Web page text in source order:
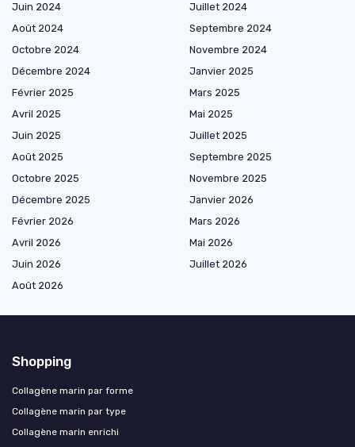
Juin 2024
Juillet 2024
Août 2024
Septembre 2024
Octobre 2024
Novembre 2024
Décembre 2024
Janvier 2025
Février 2025
Mars 2025
Avril 2025
Mai 2025
Juin 2025
Juillet 2025
Août 2025
Septembre 2025
Octobre 2025
Novembre 2025
Décembre 2025
Janvier 2026
Février 2026
Mars 2026
Avril 2026
Mai 2026
Juin 2026
Juillet 2026
Août 2026
Shopping
Collagène marin par forme
Collagène marin par type
Collagène marin enrichi